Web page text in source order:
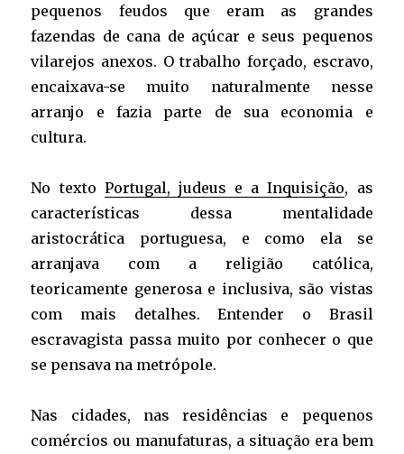
pequenos feudos que eram as grandes
fazendas de cana de açúcar e seus pequenos
vilarejos anexos. O trabalho forçado, escravo,
encaixava-se muito naturalmente nesse
arranjo e fazia parte de sua economia e
cultura.
No texto Portugal, judeus e a Inquisição, as
características dessa mentalidade
aristocrática portuguesa, e como ela se
arranjava com a religião católica,
teoricamente generosa e inclusiva, são vistas
com mais detalhes. Entender o Brasil
escravagista passa muito por conhecer o que
se pensava na metrópole.
Nas cidades, nas residências e pequenos
comércios ou manufaturas, a situação era bem